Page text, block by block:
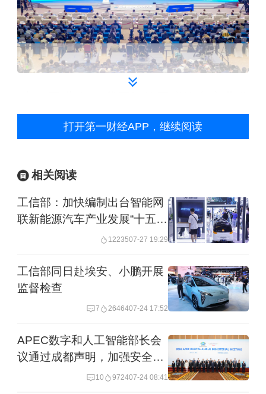
展取得积极成效。先后出台系列政策措
施，制定发布近百项技术标准，支持20
化”应用试点，建成完整产业体系，实现
搭载组合驾驶辅助功能的乘用车新车销
交通运输部联合相关部门日前印发了
《关于“人工智能+交通运输”的实施意
见》，把人工智能作为重要抓手，深入
实施智能交通先导应用试点工程，加强
智能网联汽车和自动驾驶技术研发应
用，打造一批技术成熟、路径可行、可
打开第一财经APP，继续阅读
相关阅读
工信部：加快编制出台智能网
联新能源汽车产业发展“十五
1223507-27 19:29
工信部同日赴埃安、小鹏开展
监督检查
7 2646407-24 17:52
APEC数字和人工智能部长会
议通过成都声明，加强安全治
10 972407-24 08:41